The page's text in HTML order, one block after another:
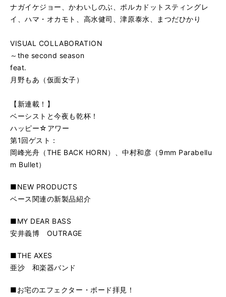
ナガイケジョー、かわいしのぶ、ポルカドットスティングレ
イ、ハマ・オカモト、高水健司、津原泰水、まつだひかり
VISUAL COLLABORATION
～the second season
feat.
月野もあ（仮面女子）
【新連載！】
ベーシストと今夜も乾杯！
ハッピー☆アワー
第1回ゲスト：
岡峰光舟（THE BACK HORN）、中村和彦（9mm Parabellu
m Bullet）
■NEW PRODUCTS
ベース関連の新製品紹介
■MY DEAR BASS
安井義博 OUTRAGE
■THE AXES
亜沙 和楽器バンド
■お宅のエフェクター・ボード拝見！